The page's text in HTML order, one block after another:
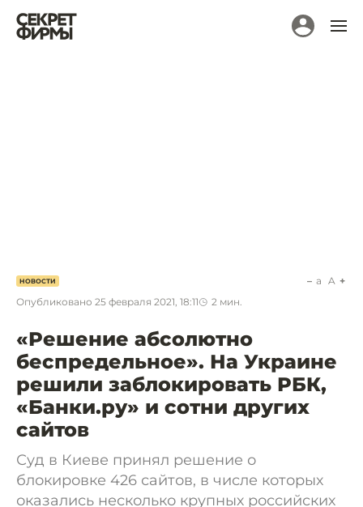
НОВОСТИ
Опубликовано 25 февраля 2021, 18:11 2 мин.
a A
«Решение абсолютно
беспредельное». На Украине
решили заблокировать РБК,
«Банки.ру» и сотни других
сайтов
Суд в Киеве принял решение о
блокировке 426 сайтов, в числе которых
оказались несколько крупных российских